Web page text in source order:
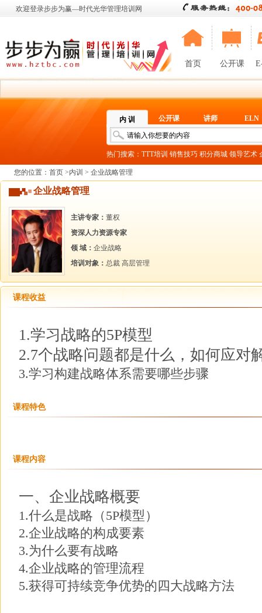
欢迎登录步步为赢—时代光华管理培训网
首页 公开课
内 训 公开课 讲师 ELN
热门搜索： TTT培训 销售技巧 积分商城 领导艺术
您的位置： 首页 >内训 > 企业战略管理
企业战略管理
主讲专家： 董权
资深人力资源专家
领 域： 企业战略
培训对象： 总裁 高层管理
课程收益
1.学习战略的5P模型
2.7个战略问题都是什么，如何应对
3.学习构建战略体系需要哪些步骤
课程特色
课程内容
一、企业战略概要
1.什么是战略（5P模型）
2.企业战略的构成要素
3.为什么要有战略
4.企业战略的管理流程
5.获得可持续竞争优势的四大战略方法